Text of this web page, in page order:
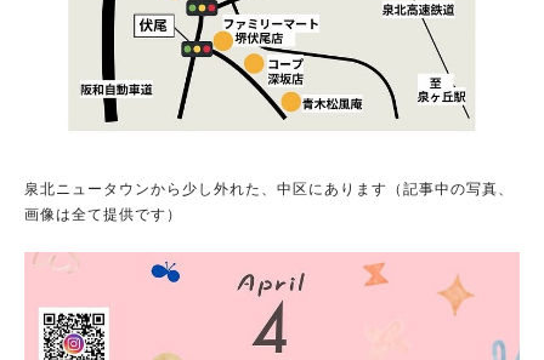
泉北ニュータウンから少し外れた、中区にあります（記事中の写真、
画像は全て提供です）